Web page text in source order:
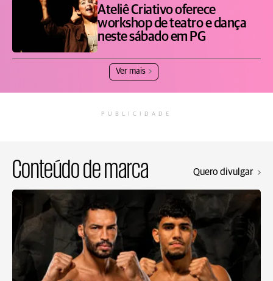
Ateliê Criativo oferece
workshop de teatro e dança
neste sábado em PG
Ver mais
PUBLICIDADE
Conteúdo de marca Quero divulgar